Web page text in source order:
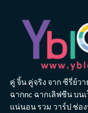
คู่ จิ้น คู่จริง จาก ซีรี่ย์ว
ฉากnc ฉากเลิฟซีน บน
แน่นอน รวม วาร์ป ช่อ